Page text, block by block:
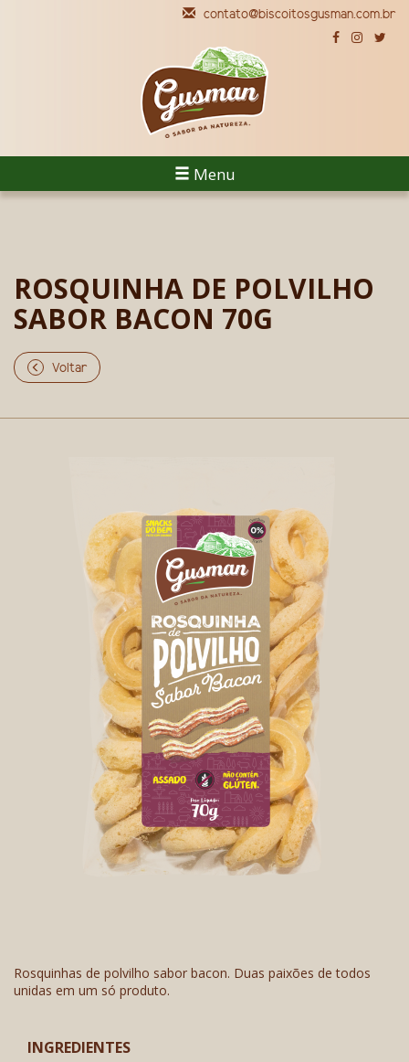
contato@biscoitosgusman.com.br
Menu
ROSQUINHA DE POLVILHO
SABOR BACON 70G
Voltar
Rosquinhas de polvilho sabor bacon. Duas paixões de todos
unidas em um só produto.
INGREDIENTES